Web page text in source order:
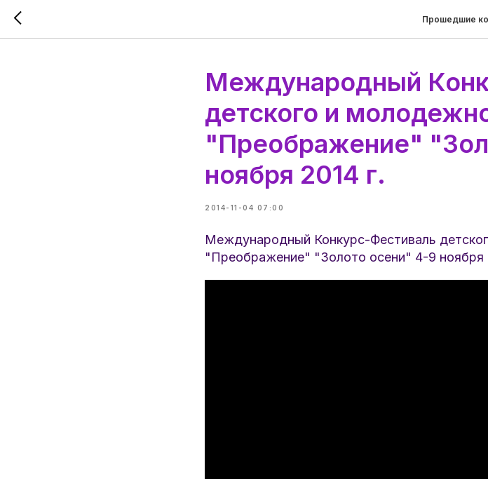
Прошедшие
Международный
детского и
"Преображение"
ноября 2014 г.
2014-11-04 07:00
Международный Конкурс-Фестиваль
"Преображение" "Золото осени" 4-9 ноября